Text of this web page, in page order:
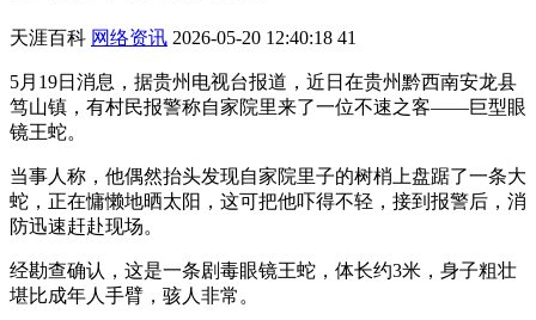
天涯百科 网络资讯 2026-05-20 12:40:18 41
5月19日消息，据贵州电视台报道，近日在贵州黔西南安龙县
笃山镇，有村民报警称自家院里来了一位不速之客——巨型眼
镜王蛇。
当事人称，他偶然抬头发现自家院里子的树梢上盘踞了一条大
蛇，正在慵懒地晒太阳，这可把他吓得不轻，接到报警后，消
防迅速赶赴现场。
经勘查确认，这是一条剧毒眼镜王蛇，体长约3米，身子粗壮
堪比成年人手臂，骇人非常。